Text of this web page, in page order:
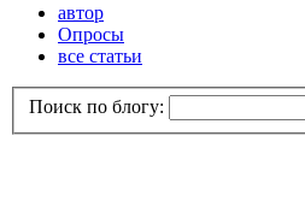
автор
Опросы
все статьи
Поиск по блогу: